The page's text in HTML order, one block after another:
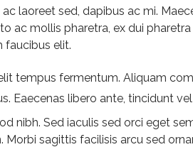
laoreet sed, dapibus ac mi.
ac mollis pharetra, ex dui
faucibus elit.
tempus fermentum. Aliquam
Eaecenas libero ante, tincidunt vel
nibh. Sed iaculis sed orci eget
Morbi sagittis facilisis arcu sed